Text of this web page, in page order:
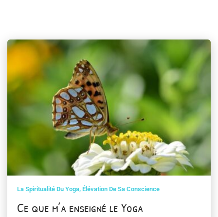
La Spiritualité Du Yoga, Élévation De Sa Conscience
Ce que m’a enseigné le Yoga